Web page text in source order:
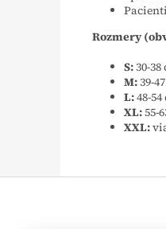
Rozmery
S:30-38
M:39-
L:48-
XL:55-
XXL: